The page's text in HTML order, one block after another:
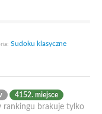
Sudoku klasyczne
4152. miejsce
rankingu brakuje tylko